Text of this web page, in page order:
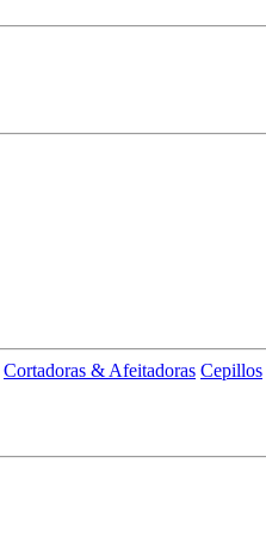
Cortadoras & Afeitadoras Cepillos